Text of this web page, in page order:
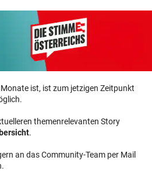
ist, ist zum jetzigen Zeitpunkt
themenrelevanten Story
.
an das Community-Team per Mail